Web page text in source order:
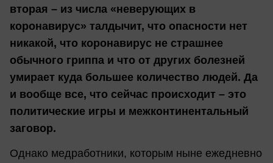
вторая – из числа «неверующих в
коронавирус» талдычит, что опасности нет
никакой, что коронавирус не страшнее
обычного гриппа и что от других болезней
умирает куда большее количество людей. Да
и вообще все, что сейчас происходит – это
политические игры и межконтинентальный
заговор.
Однако медработники, которым ныне ежедневно